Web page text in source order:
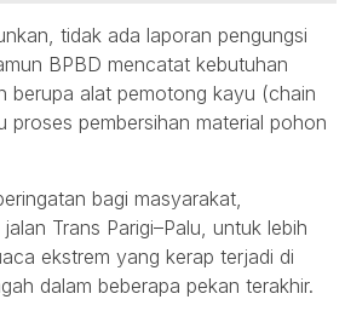
tidak ada laporan pengungsi
BPBD mencatat kebutuhan
berupa alat pemotong kayu (chain
proses pembersihan material pohon
bagi masyarakat,
Trans Parigi–Palu, untuk lebih
ekstrem yang kerap terjadi di
dalam beberapa pekan terakhir.